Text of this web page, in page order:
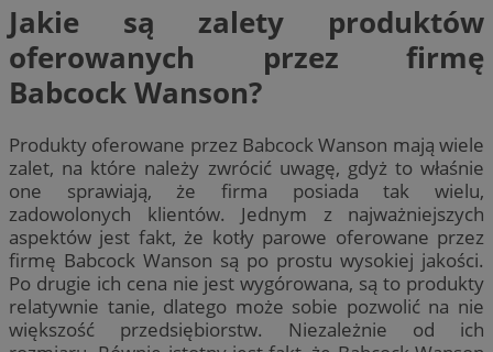
Jakie są zalety produktów
oferowanych przez firmę
Babcock Wanson?
Produkty oferowane przez Babcock Wanson mają wiele
zalet, na które należy zwrócić uwagę, gdyż to właśnie
one sprawiają, że firma posiada tak wielu,
zadowolonych klientów. Jednym z najważniejszych
aspektów jest fakt, że kotły parowe oferowane przez
firmę Babcock Wanson są po prostu wysokiej jakości.
Po drugie ich cena nie jest wygórowana, są to produkty
relatywnie tanie, dlatego może sobie pozwolić na nie
większość przedsiębiorstw. Niezależnie od ich